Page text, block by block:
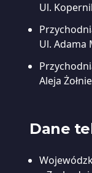
Ul.
Ul. Adama
Aleja
Dane